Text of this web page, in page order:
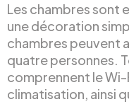
Les chambres sont
une décoration
chambres peuvent
quatre personnes.
comprennent le
climatisation, ainsi